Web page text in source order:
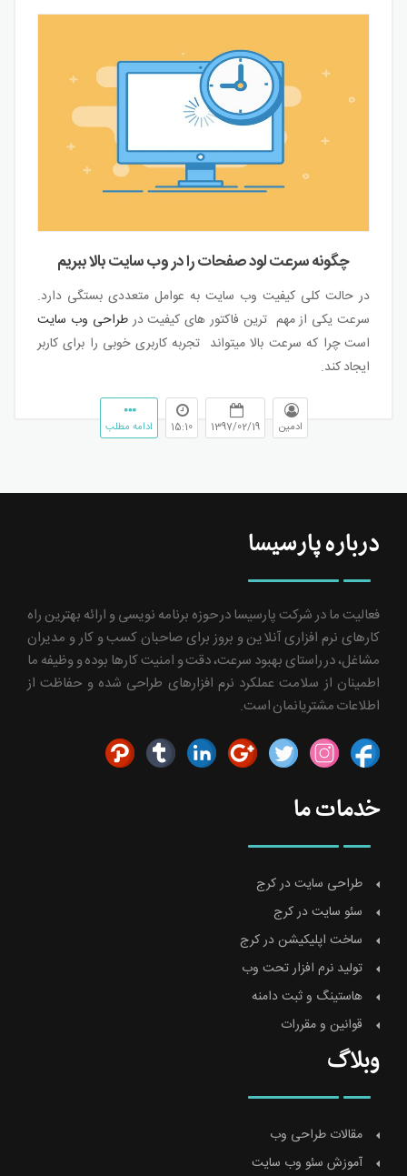
چگونه سرعت لود صفحات را در وب سایت بالا ببریم
در حالت کلی کیفیت وب سایت به عوامل متعددی بستگی دارد.
سرعت یکی از مهم ترین فاکتور های کیفیت درطراحی وب سایت
است چرا که سرعت بالا میتواند تجربه کاربری خوبی را برای کاربر
ایجاد کند.
ادمین 1397/02/19
15:10 ادامه مطلب
درباره پارسیسا
فعالیت ما در شرکت پارسیسا در حوزه برنامه نویسی و ارائه بهترین راه
کارهای نرم افزاری آنلاین و بروز برای صاحبان کسب و کار و مدیران
مشاغل، در راستای بهبود سرعت، دقت و امنیت کارها بوده و وظیفه ما
اطمینان از سلامت عملکرد نرم افزارهای طراحی شده و حفاظت از
اطلاعات مشتریانمان است.
خدمات ما
طراحی سایت در کرج
سئو سایت در کرج
ساخت اپلیکیشن در کرج
تولید نرم افزار تحت وب
هاستینگ و ثبت دامنه
قوانین و مقررات
وبلاگ
مقالات طراحی وب
آموزش سئو وب سایت